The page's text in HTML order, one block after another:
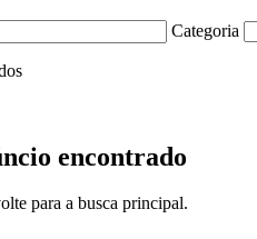
Categoria
encontrado
para a busca principal.